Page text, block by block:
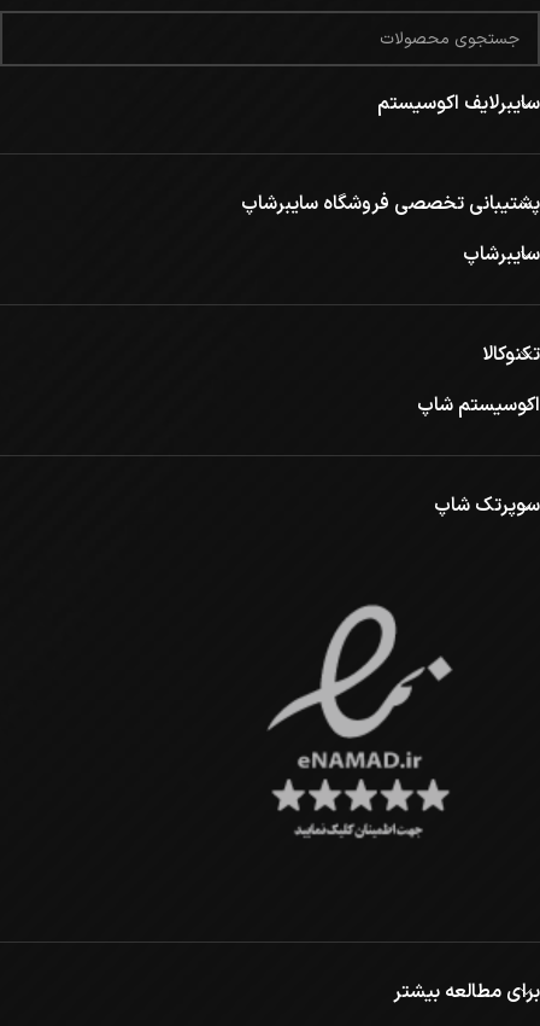
سایبرلایف اکوسیستم
پشتیبانی تخصصی فروشگاه سایبرشاپ
سایبرشاپ
تکنوکالا
اکوسیستم شاپ
سوپرتک شاپ
برای مطالعه بیشتر